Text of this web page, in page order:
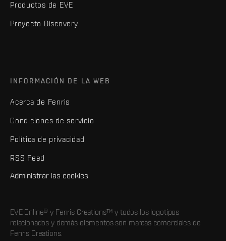
Productos de EVE
Proyecto Discovery
INFORMACIÓN DE LA WEB
Acerca de Fenris
Condiciones de servicio
Política de privacidad
RSS Feed
Administrar las cookies
EVE Online® y Fenris Creations™ y todos los logotipos
relacionados y demás elementos son marcas comerciales de
Fenris Creations.